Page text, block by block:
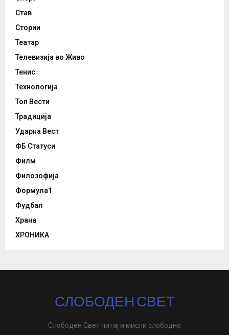
Став
Стории
Театар
Телевизија во Живо
Тенис
Технологија
Топ Вести
Традиција
Ударна Вест
ФБ Статуси
Филм
Филозофија
Формула1
Фудбал
Храна
ХРОНИКА
СЛОБОДЕН СВЕТ
Слободен Свет читај и мисли слободно